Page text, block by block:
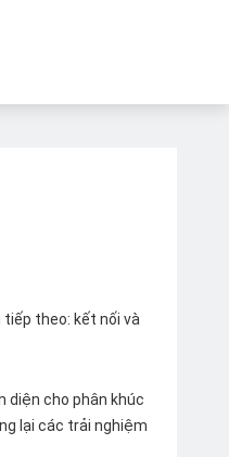
theo: kết nối và
diện cho phân khúc
lại các trải nghiệm